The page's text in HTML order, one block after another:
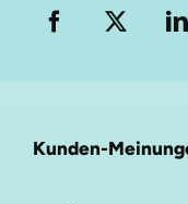
Kunden-